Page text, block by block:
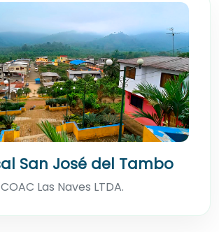
San José del Tambo
COAC Las Naves LTDA.